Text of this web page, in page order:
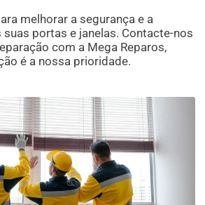
melhorar a segurança e a
portas e janelas. Contacte-nos
com a Mega Reparos,
é a nossa prioridade.